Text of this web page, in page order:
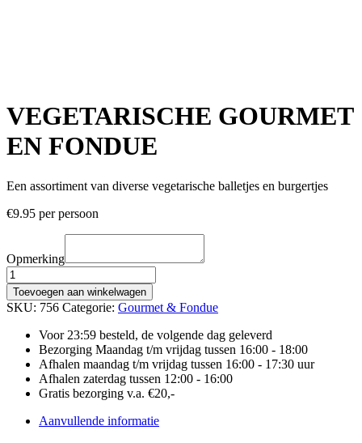
VEGETARISCHE GOURMET
EN FONDUE
Een assortiment van diverse vegetarische balletjes en burgertjes
€9.95 per persoon
Opmerking
VEGETARISCHE
GOURMET
EN
FONDUE
aantal
Toevoegen aan winkelwagen
SKU: 756 Categorie: Gourmet & Fondue
Voor 23:59 besteld, de volgende dag geleverd
Bezorging Maandag t/m vrijdag tussen 16:00 - 18:00
Afhalen maandag t/m vrijdag tussen 16:00 - 17:30 uur
Afhalen zaterdag tussen 12:00 - 16:00
Gratis bezorging v.a. €20,-
Aanvullende informatie